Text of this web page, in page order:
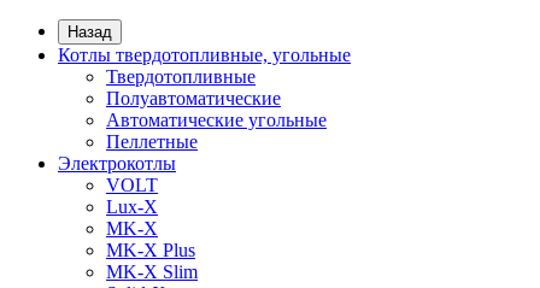
Назад
Котлы твердотопливные, угольные
Твердотопливные
Полуавтоматические
Автоматические угольные
Пеллетные
Электрокотлы
VOLT
Lux-X
MK-X
MK-X Plus
MK-X Slim